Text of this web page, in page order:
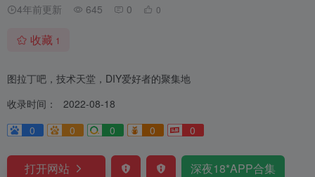
4年前更新 645 0 0
收藏 1
图拉丁吧，技术天堂，DIY爱好者的聚集地
收录时间：
2022-08-18
0
0 0 0 0
打开网站 深夜18*APP合集